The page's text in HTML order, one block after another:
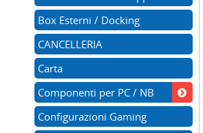
Box Esterni / Docking
CANCELLERIA
Carta
Componenti per PC / NB
Configurazioni Gaming